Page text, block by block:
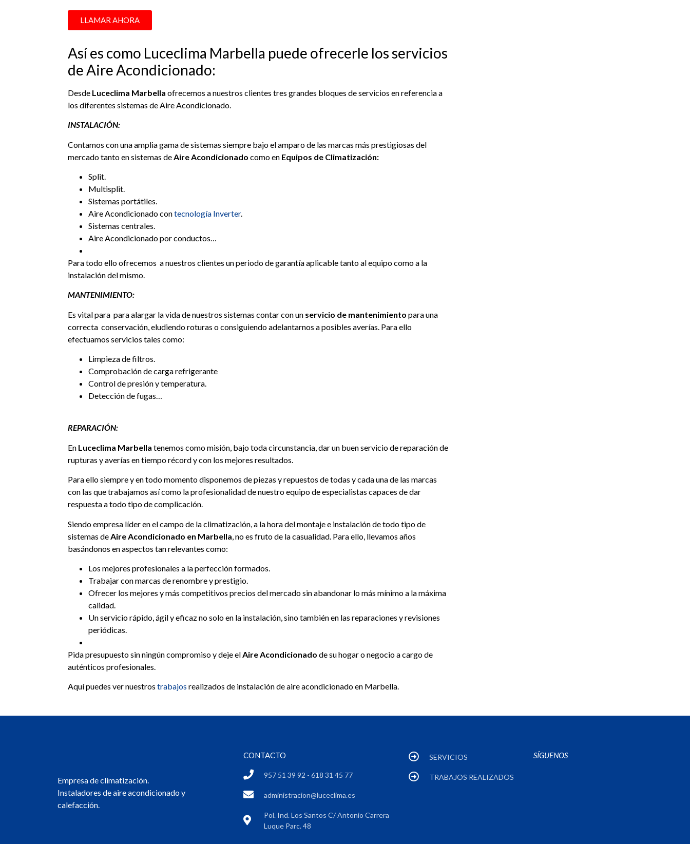
LLAMAR AHORA
Así es como Luceclima Marbella puede ofrecerle los servicios
de Aire Acondicionado:
Desde Luceclima Marbella ofrecemos a nuestros clientes tres grandes bloques de servicios en referencia a
los diferentes sistemas de Aire Acondicionado.
INSTALACIÓN:
Contamos con una amplia gama de sistemas siempre bajo el amparo de las marcas más prestigiosas del
mercado tanto en sistemas de Aire Acondicionado como en Equipos de Climatización:
Split.
Multisplit.
Sistemas portátiles.
Aire Acondicionado contecnología Inverter.
Sistemas centrales.
Aire Acondicionado por conductos…
Para todo ello ofrecemos a nuestros clientes un periodo de garantía aplicable tanto al equipo como a la
instalación del mismo.
MANTENIMIENTO:
Es vital para para alargar la vida de nuestros sistemas contar con un servicio de mantenimiento para una
correcta conservación, eludiendo roturas o consiguiendo adelantarnos a posibles averías. Para ello
efectuamos servicios tales como:
Limpieza de filtros.
Comprobación de carga refrigerante
Control de presión y temperatura.
Detección de fugas…
REPARACIÓN:
En Luceclima Marbella tenemos como misión, bajo toda circunstancia, dar un buen servicio de reparación de
rupturas y averías en tiempo récord y con los mejores resultados.
Para ello siempre y en todo momento disponemos de piezas y repuestos de todas y cada una de las marcas
con las que trabajamos así como la profesionalidad de nuestro equipo de especialistas capaces de dar
respuesta a todo tipo de complicación.
Siendo empresa líder en el campo de la climatización, a la hora del montaje e instalación de todo tipo de
sistemas de Aire Acondicionado en Marbella , no es fruto de la casualidad. Para ello, llevamos años
basándonos en aspectos tan relevantes como:
Los mejores profesionales a la perfección formados.
Trabajar con marcas de renombre y prestigio.
Ofrecer los mejores y más competitivos precios del mercado sin abandonar lo más mínimo a la máxima
calidad.
Un servicio rápido, ágil y eficaz no solo en la instalación, sino también en las reparaciones y revisiones
periódicas.
Pida presupuesto sin ningún compromiso y deje elAire Acondicionado de su hogar o negocio a cargo de
auténticos profesionales.
Aquí puedes ver nuestros trabajos realizados de instalación de aire acondicionado en Marbella.
Empresa de climatización.
Instaladores de aire acondicionado y
calefacción.
CONTACTO
957 51 39 92 - 618 31 45 77
administracion@luceclima.es
Pol. Ind. Los Santos C/ Antonio Carrera
Luque Parc. 48
SERVICIOS
TRABAJOS REALIZADOS
SÍGUENOS